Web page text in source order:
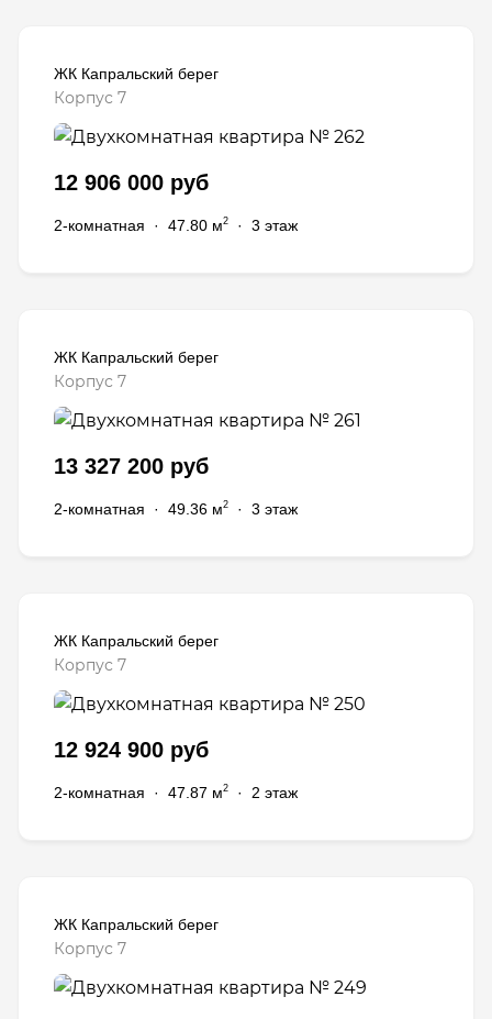
ЖК Капральский берег
Корпус 7
12 906 000 руб
2-комнатная · 47.80 м2 · 3 этаж
ЖК Капральский берег
Корпус 7
13 327 200 руб
2-комнатная · 49.36 м2 · 3 этаж
ЖК Капральский берег
Корпус 7
12 924 900 руб
2-комнатная · 47.87 м2 · 2 этаж
ЖК Капральский берег
Корпус 7